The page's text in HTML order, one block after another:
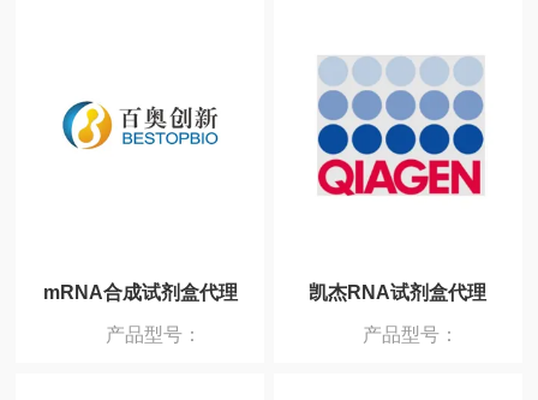
mRNA合成试剂盒代理
产品型号：
凯杰RNA试剂盒代理
产品型号：